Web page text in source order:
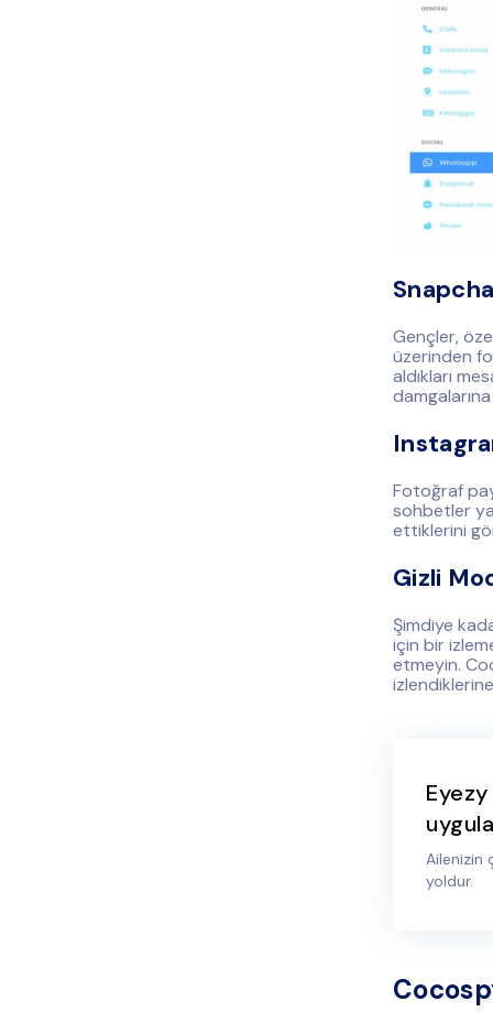
Gençler,
üzerinden
aldıkları
Fotoğraf
sohbetler
ettiklerini
Gizli
Şimdiye
için bir
etmeyin.
Ailenizin
yoldur.